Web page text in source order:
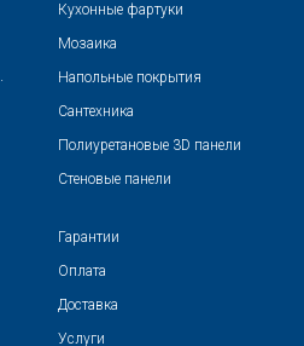
Кухонные фартуки
Мозаика
Напольные покрытия
Сантехника
Полиуретановые 3D панели
Стеновые панели
Гарантии
Оплата
Доставка
Услуги